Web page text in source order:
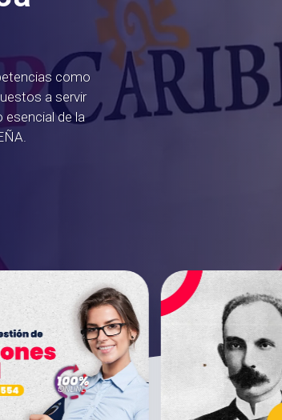
como
a servir
de la